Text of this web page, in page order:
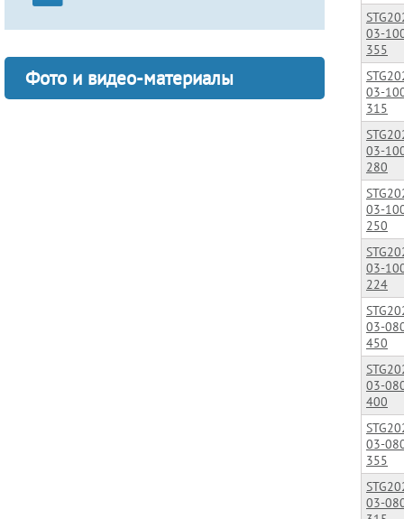
Фото и видео-материалы
03-
355
03-
315
03-
280
03-
250
03-
224
03-
450
03-
400
03-
355
03-